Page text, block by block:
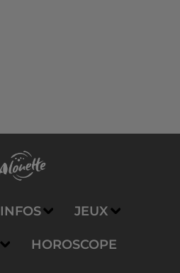
INFOS JEUX
HOROSCOPE